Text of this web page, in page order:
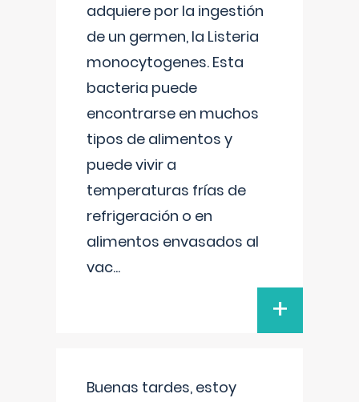
adquiere por la ingestión
de un germen, la Listeria
monocytogenes. Esta
bacteria puede
encontrarse en muchos
tipos de alimentos y
puede vivir a
temperaturas frías de
refrigeración o en
alimentos envasados al
vac...
+
Buenas tardes, estoy